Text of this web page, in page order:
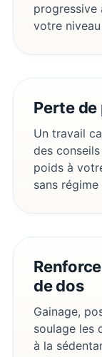
progressive
votre
Perte
Un travail
des
poids à
sans régime
de dos
Gainage,
soulage les
à la